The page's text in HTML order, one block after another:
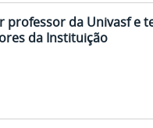
professor da Univasf e
da Instituição